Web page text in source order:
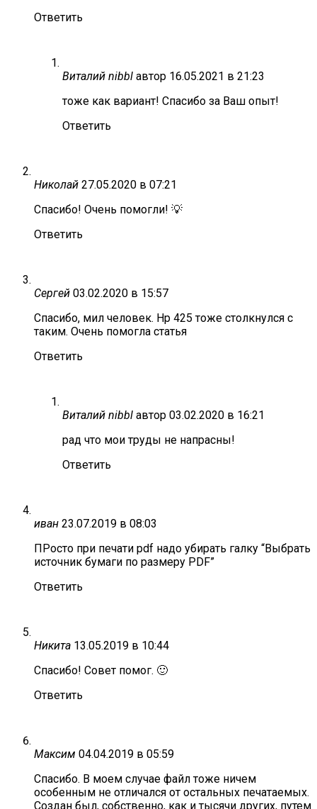
Ответить
Виталий nibbl автор 16.05.2021 в 21:23
тоже как вариант! Спасибо за Ваш опыт!
Ответить
Николай 27.05.2020 в 07:21
Спасибо! Очень помогли! 💡
Ответить
Сергей 03.02.2020 в 15:57
Спасибо, мил человек. Нр 425 тоже столкнулся с
таким. Очень помогла статья
Ответить
Виталий nibbl автор 03.02.2020 в 16:21
рад что мои труды не напрасны!
Ответить
иван 23.07.2019 в 08:03
ПРосто при печати pdf надо убирать галку “Выбрать
источник бумаги по размеру PDF”
Ответить
Никита 13.05.2019 в 10:44
Спасибо! Совет помог. 🙂
Ответить
Максим 04.04.2019 в 05:59
Спасибо. В моем случае файл тоже ничем
особенным не отличался от остальных печатаемых.
Создан был, собственно, как и тысячи других, путем